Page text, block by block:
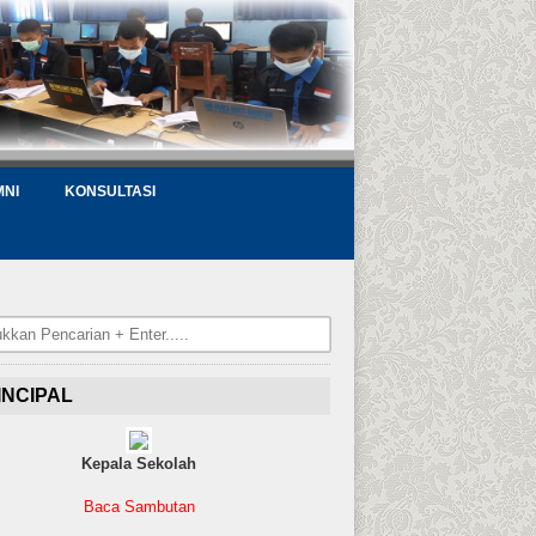
KONSULTASI
Kepala Sekolah
Baca Sambutan